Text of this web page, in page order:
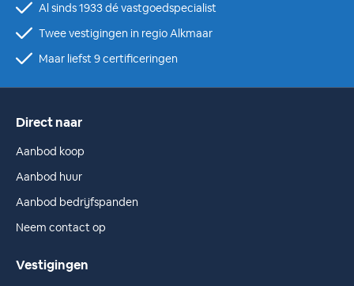
Al sinds 1933 dé vastgoedspecialist
Twee vestigingen in regio Alkmaar
Maar liefst 9 certificeringen
Direct naar
Aanbod koop
Aanbod huur
Aanbod bedrijfspanden
Neem contact op
Vestigingen